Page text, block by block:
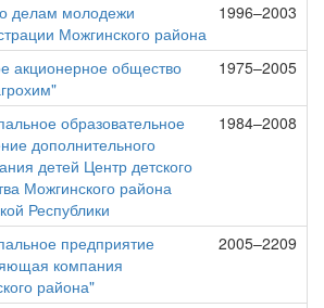
делам молодежи
Можгинского района
1996–2003
акционерное общество
1975–2005
образовательное
дополнительного
детей Центр детского
Можгинского района
Республики
1984–2008
предприятие
компания
района"
2005–2209